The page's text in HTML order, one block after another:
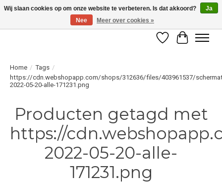
LET OP! ALLEEN BESCHIKBAAR VOOR GEVERIFIEERDE PROFESSIONALS
Verlanglijst
Home / Tags /
https://cdn.webshopapp.com/shops/312636/files/403961537/
2022-05-20-alle-171231.png
Producten getagd met
https://
2022-05-20-alle-
171231.png
Wij slaan cookies op om onze website te verbeteren. Is dat akkoord?
Ja
Nee
Meer over cookies »